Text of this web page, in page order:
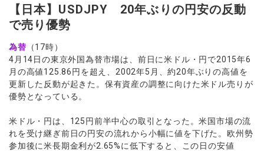
【日本】USDJPY 20年ぶりの円安の反動
で売り優勢
為替 （17時）
4月14日の東京外国為替市場は、前日に米ドル・円で2015年6
月の高値125.86円を超え、2002年5月、約20年ぶりの高値を
更新した反動が起きた。保有資産の調整に向けた米ドル売りが
優勢となっている。
米ドル・円は、125円前半中心の取引となった。米国市場の流
れを受け継ぎ前日の円安の流れから小幅に値を下げた。欧州勢
参加後に米長期金利が2.65%に低下すると、この日の安値